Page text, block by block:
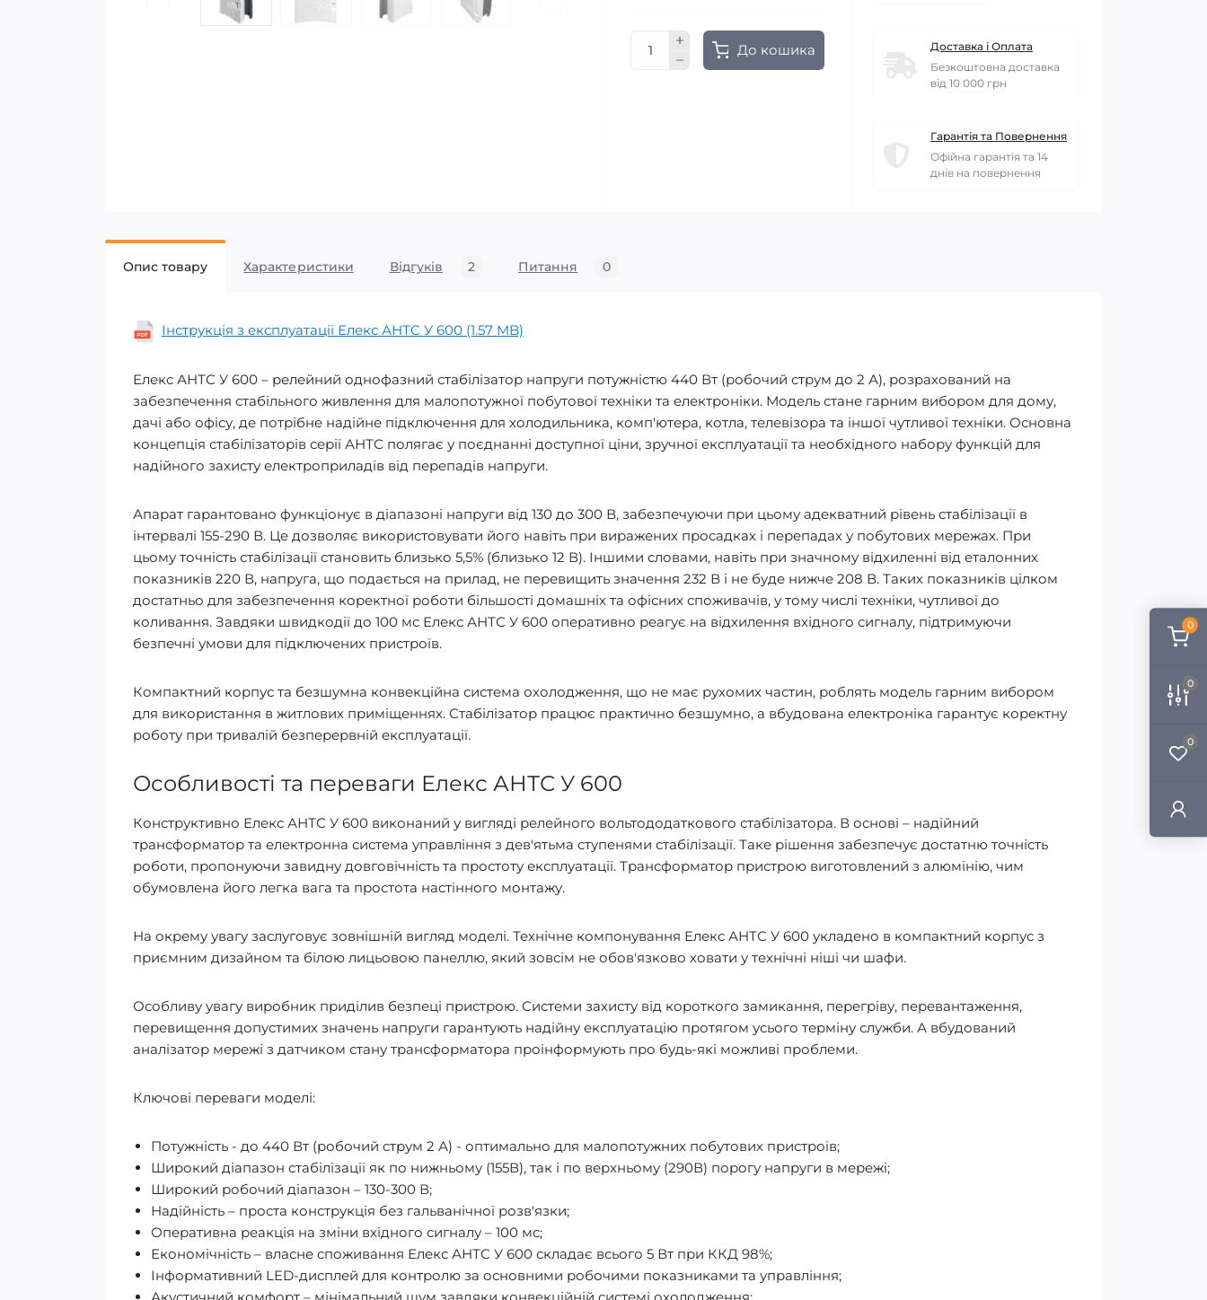
0
0
0
До кошика
Доставка і Оплата
Безкоштовна доставка
від 10 000 грн
Гарантія та Повернення
Офійна гарантія та 14
днів на повернення
Опис товару Характеристики Відгуків 2 Питання 0
Інструкція з експлуатації Елекс АНТС У 600 (1.57 MB)
Елекс АНТС У 600 – релейний однофазний стабілізатор напруги потужністю 440 Вт (робочий струм до 2 А), розрахований на
забезпечення стабільного живлення для малопотужної побутової техніки та електроніки. Модель стане гарним вибором для дому,
дачі або офісу, де потрібне надійне підключення для холодильника, комп'ютера, котла, телевізора та іншої чутливої техніки. Основна
концепція стабілізаторів серії АНТС полягає у поєднанні доступної ціни, зручної експлуатації та необхідного набору функцій для
надійного захисту електроприладів від перепадів напруги.
Апарат гарантовано функціонує в діапазоні напруги від 130 до 300 В, забезпечуючи при цьому адекватний рівень стабілізації в
інтервалі 155-290 В. Це дозволяє використовувати його навіть при виражених просадках і перепадах у побутових мережах. При
цьому точність стабілізації становить близько 5,5% (близько 12 В). Іншими словами, навіть при значному відхиленні від еталонних
показників 220 В, напруга, що подається на прилад, не перевищить значення 232 В і не буде нижче 208 В. Таких показників цілком
достатньо для забезпечення коректної роботи більшості домашніх та офісних споживачів, у тому числі техніки, чутливої до
коливання. Завдяки швидкодії до 100 мс Елекс АНТС У 600 оперативно реагує на відхилення вхідного сигналу, підтримуючи
безпечні умови для підключених пристроїв.
Компактний корпус та безшумна конвекційна система охолодження, що не має рухомих частин, роблять модель гарним вибором
для використання в житлових приміщеннях. Стабілізатор працює практично безшумно, а вбудована електроніка гарантує коректну
роботу при тривалій безперервній експлуатації.
Особливості та переваги Елекс АНТС У 600
Конструктивно Елекс АНТС У 600 виконаний у вигляді релейного вольтододаткового стабілізатора. В основі – надійний
трансформатор та електронна система управління з дев'ятьма ступенями стабілізації. Таке рішення забезпечує достатню точність
роботи, пропонуючи завидну довговічність та простоту експлуатації. Трансформатор пристрою виготовлений з алюмінію, чим
обумовлена його легка вага та простота настінного монтажу.
На окрему увагу заслуговує зовнішній вигляд моделі. Технічне компонування Елекс АНТС У 600 укладено в компактний корпус з
приємним дизайном та білою лицьовою панеллю, який зовсім не обов'язково ховати у технічні ніші чи шафи.
Особливу увагу виробник приділив безпеці пристрою. Системи захисту від короткого замикання, перегріву, перевантаження,
перевищення допустимих значень напруги гарантують надійну експлуатацію протягом усього терміну служби. А вбудований
аналізатор мережі з датчиком стану трансформатора проінформують про будь-які можливі проблеми.
Ключові переваги моделі:
Потужність - до 440 Вт (робочий струм 2 А) - оптимально для малопотужних побутових пристроїв;
Широкий діапазон стабілізації як по нижньому (155В), так і по верхньому (290В) порогу напруги в мережі;
Широкий робочий діапазон – 130-300 В;
Надійність – проста конструкція без гальванічної розв'язки;
Оперативна реакція на зміни вхідного сигналу – 100 мс;
Економічність – власне споживання Елекс АНТС У 600 складає всього 5 Вт при ККД 98%;
Інформативний LED-дисплей для контролю за основними робочими показниками та управління;